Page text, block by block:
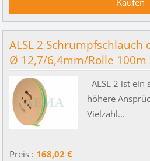
ALSL 2
Ø 12,7/6,4mm/Rolle 100m
ALSL 2 ist ein
höhere
Vielzahl...
Preis : 168,02 €